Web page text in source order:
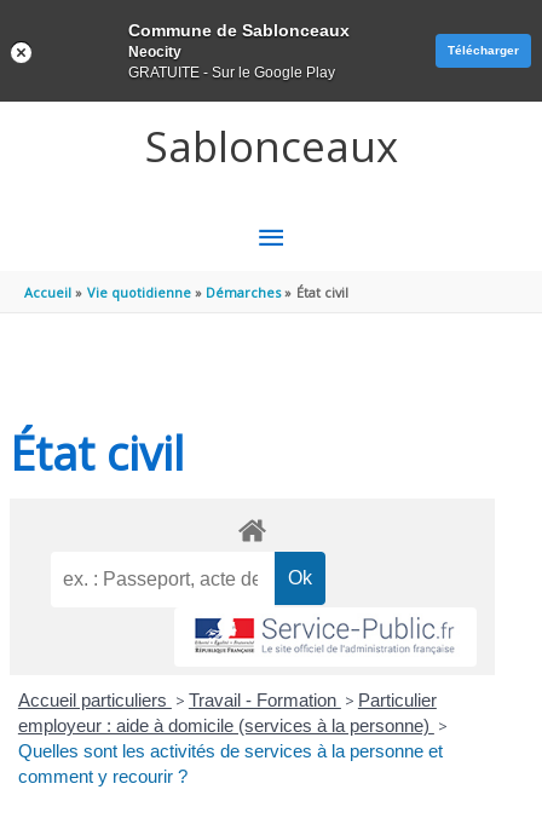
Sablonceaux
MENU
PRINCIPAL
Accueil Vie quotidienne Démarches État civil
État civil
Accueil particuliers > Travail - Formation > Particulier
employeur : aide à domicile (services à la personne) >
Quelles sont les activités de services à la personne et
comment y recourir ?
Commune de Sablonceaux
Neocity
GRATUITE - Sur le Google Play
Télécharger